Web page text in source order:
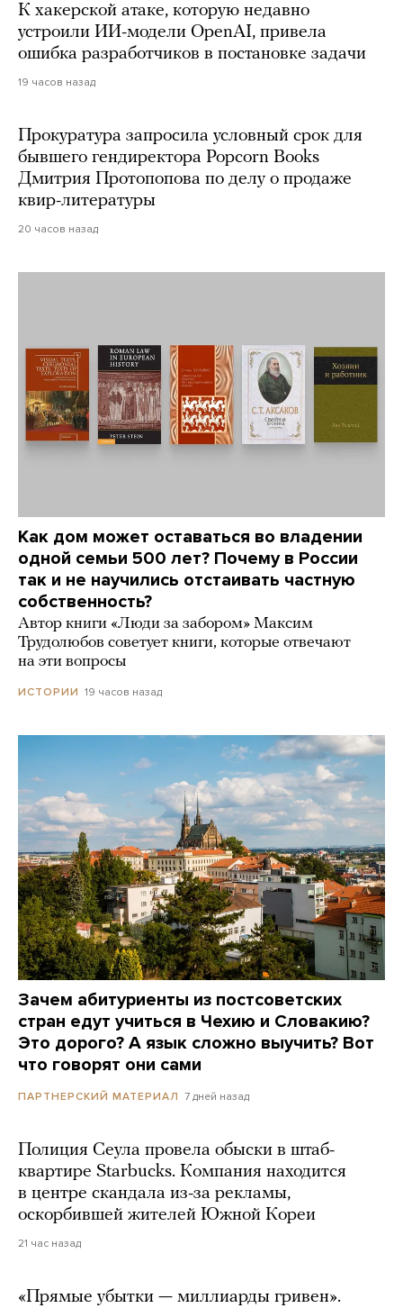
К хакерской атаке, которую недавно
устроили ИИ-модели OpenAI, привела
ошибка разработчиков в постановке задачи
19 часов назад
Прокуратура запросила условный срок для
бывшего гендиректора Popcorn Books
Дмитрия Протопопова по делу о продаже
квир-литературы
20 часов назад
Как дом может оставаться во владении
одной семьи 500 лет? Почему в России
так и не научились отстаивать частную
собственность?
Автор книги «Люди за забором» Максим
Трудолюбов советует книги, которые отвечают
на эти вопросы
ИСТОРИИ 19 часов назад
Зачем абитуриенты из постсоветских
стран едут учиться в Чехию и Словакию?
Это дорого? А язык сложно выучить? Вот
что говорят они сами
ПАРТНЕРСКИЙ МАТЕРИАЛ 7 дней назад
Полиция Сеула провела обыски в штаб-
квартире Starbucks. Компания находится
в центре скандала из-за рекламы,
оскорбившей жителей Южной Кореи
21 час назад
«Прямые убытки — миллиарды гривен».